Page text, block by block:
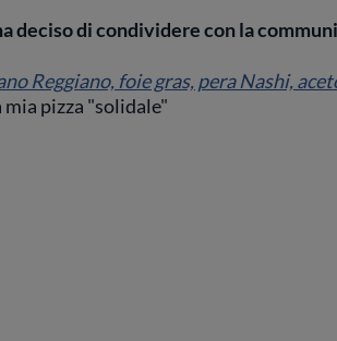
deciso di condividere con la
Reggiano, foie gras, pera Nashi,
mia pizza "solidale"